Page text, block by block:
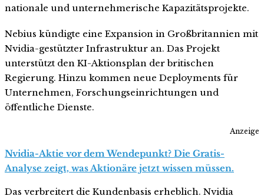
nationale und unternehmerische Kapazitätsprojekte.
Nebius kündigte eine Expansion in Großbritannien mit
Nvidia-gestützter Infrastruktur an. Das Projekt
unterstützt den KI-Aktionsplan der britischen
Regierung. Hinzu kommen neue Deployments für
Unternehmen, Forschungseinrichtungen und
öffentliche Dienste.
Anzeige
Nvidia-Aktie vor dem Wendepunkt? Die Gratis-
Analyse zeigt, was Aktionäre jetzt wissen müssen.
Das verbreitert die Kundenbasis erheblich. Nvidia